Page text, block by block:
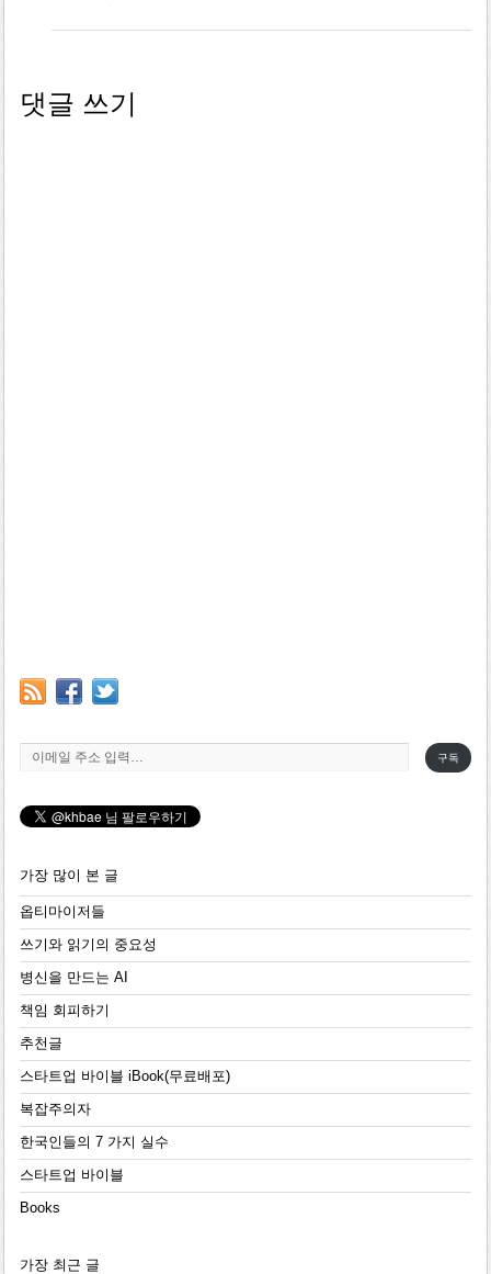
댓글 쓰기
이메일 주소 입력…
구독
가장 많이 본 글
옵티마이저들
쓰기와 읽기의 중요성
병신을 만드는 AI
책임 회피하기
추천글
스타트업 바이블 iBook(무료배포)
복잡주의자
한국인들의 7 가지 실수
스타트업 바이블
Books
가장 최근 글